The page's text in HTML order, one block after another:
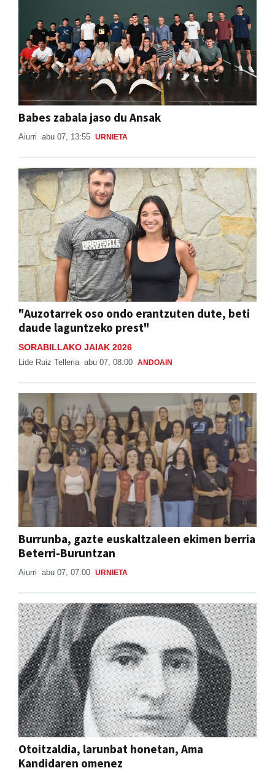
Babes zabala jaso du Ansak
Aiurri abu 07, 13:55 URNIETA
"Auzotarrek oso ondo erantzuten dute, beti
daude laguntzeko prest"
SORABILLAKO JAIAK 2026
Lide Ruiz Telleria abu 07, 08:00 ANDOAIN
Burrunba, gazte euskaltzaleen ekimen berria
Beterri-Buruntzan
Aiurri abu 07, 07:00 URNIETA
Otoitzaldia, larunbat honetan, Ama
Kandidaren omenez